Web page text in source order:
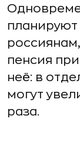
планируют
пенсия
неё: в
могут
раза.